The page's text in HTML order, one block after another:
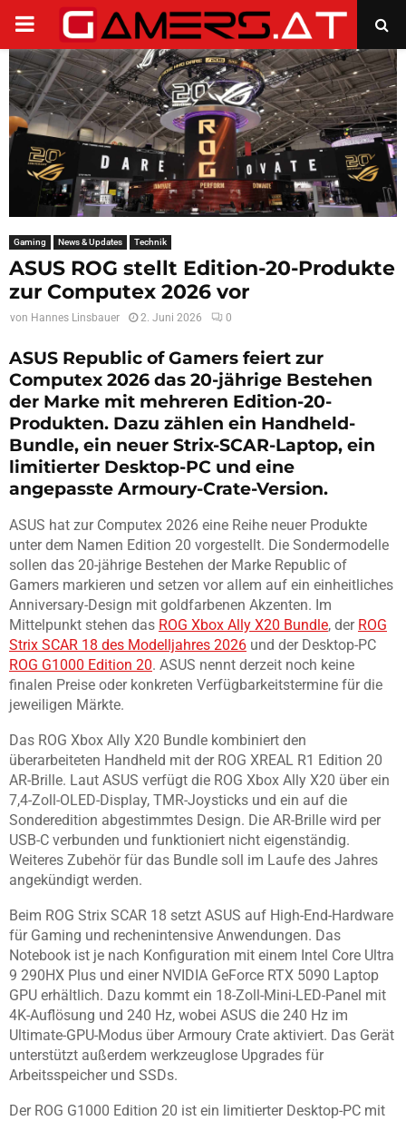
PRIMARY
MENU
Gaming News & Updates Technik
ASUS ROG stellt Edition-20-Produkte
zur Computex 2026 vor
von Hannes Linsbauer 2. Juni 2026 0
ASUS Republic of Gamers feiert zur
Computex 2026 das 20-jährige Bestehen
der Marke mit mehreren Edition-20-
Produkten. Dazu zählen ein Handheld-
Bundle, ein neuer Strix-SCAR-Laptop, ein
limitierter Desktop-PC und eine
angepasste Armoury-Crate-Version.
ASUS hat zur Computex 2026 eine Reihe neuer Produkte
unter dem Namen Edition 20 vorgestellt. Die Sondermodelle
sollen das 20-jährige Bestehen der Marke Republic of
Gamers markieren und setzen vor allem auf ein einheitliches
Anniversary-Design mit goldfarbenen Akzenten. Im
Mittelpunkt stehen das ROG Xbox Ally X20 Bundle, der ROG
Strix SCAR 18 des Modelljahres 2026 und der Desktop-PC
ROG G1000 Edition 20. ASUS nennt derzeit noch keine
finalen Preise oder konkreten Verfügbarkeitstermine für die
jeweiligen Märkte.
Das ROG Xbox Ally X20 Bundle kombiniert den
überarbeiteten Handheld mit der ROG XREAL R1 Edition 20
AR-Brille. Laut ASUS verfügt die ROG Xbox Ally X20 über ein
7,4-Zoll-OLED-Display, TMR-Joysticks und ein auf die
Sonderedition abgestimmtes Design. Die AR-Brille wird per
USB-C verbunden und funktioniert nicht eigenständig.
Weiteres Zubehör für das Bundle soll im Laufe des Jahres
angekündigt werden.
Beim ROG Strix SCAR 18 setzt ASUS auf High-End-Hardware
für Gaming und rechenintensive Anwendungen. Das
Notebook ist je nach Konfiguration mit einem Intel Core Ultra
9 290HX Plus und einer NVIDIA GeForce RTX 5090 Laptop
GPU erhältlich. Dazu kommt ein 18-Zoll-Mini-LED-Panel mit
4K-Auflösung und 240 Hz, wobei ASUS die 240 Hz im
Ultimate-GPU-Modus über Armoury Crate aktiviert. Das Gerät
unterstützt außerdem werkzeuglose Upgrades für
Arbeitsspeicher und SSDs.
Der ROG G1000 Edition 20 ist ein limitierter Desktop-PC mit